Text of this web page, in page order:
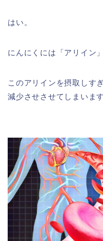
はい。
にんにくには「アリイン
このアリインを摂取しす
減少させさせてしまいます